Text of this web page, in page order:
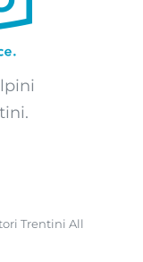
Trentini All